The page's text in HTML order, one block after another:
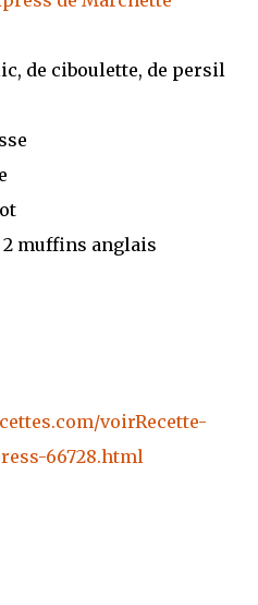
de ciboulette, de persil
muffins anglais
voirRecette-
66728.html